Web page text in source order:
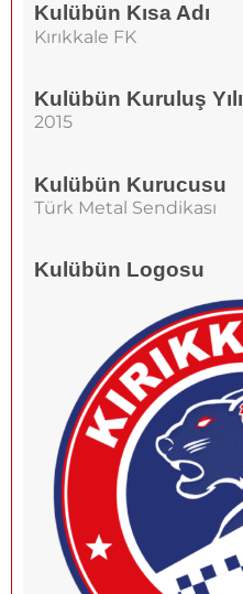
Kulübün Kısa Adı
Kırıkkale FK
Kulübün Kuruluş Yılı
2015
Kulübün Kurucusu
Türk Metal Sendikası
Kulübün Logosu